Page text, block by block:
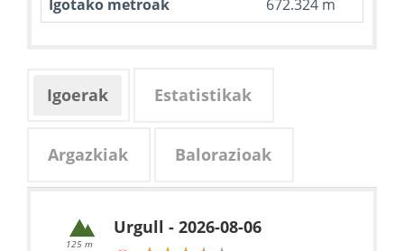
Igotako metroak
672.324 m
Igoerak Estatistikak
Argazkiak Balorazioak
125 m
Urgull - 2026-08-06